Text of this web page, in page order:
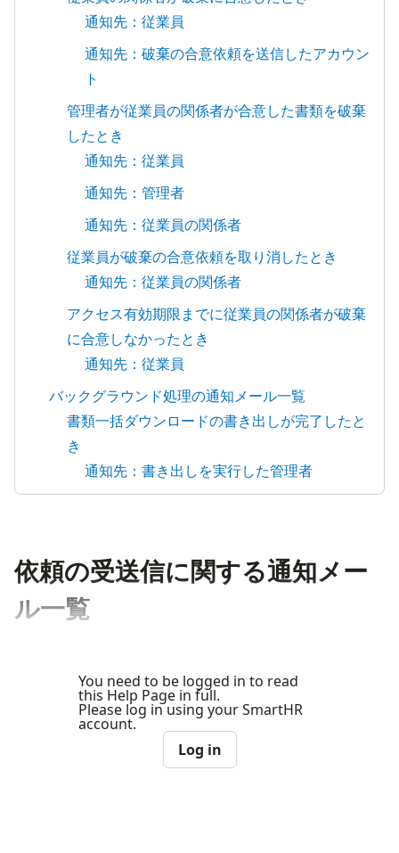
通知先：従業員
通知先：破棄の合意依頼を送信したアカウン
ト
管理者が従業員の関係者が合意した書類を破棄
したとき
通知先：従業員
通知先：管理者
通知先：従業員の関係者
従業員が破棄の合意依頼を取り消したとき
通知先：従業員の関係者
アクセス有効期限までに従業員の関係者が破棄
に合意しなかったとき
通知先：従業員
バックグラウンド処理の通知メール一覧
書類一括ダウンロードの書き出しが完了したと
き
通知先：書き出しを実行した管理者
依頼の受送信に関する通知メー
ル一覧
You need to be logged in to read
this Help Page in full.
Please log in using your SmartHR
account.
Log in